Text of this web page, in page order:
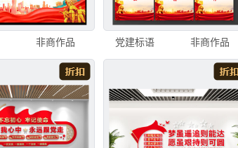
非商作品 党建标语 非商作品